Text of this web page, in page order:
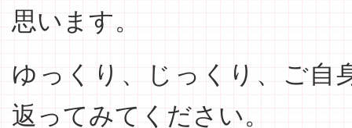
思います。
ゆっくり、じっくり、ご自
返ってみてください。